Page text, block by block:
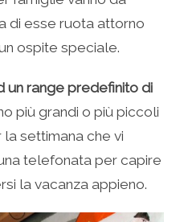
di esse ruota attorno
ospite speciale.
un range predefinito di
più grandi o più piccoli
settimana che vi
telefonata per capire
la vacanza appieno.